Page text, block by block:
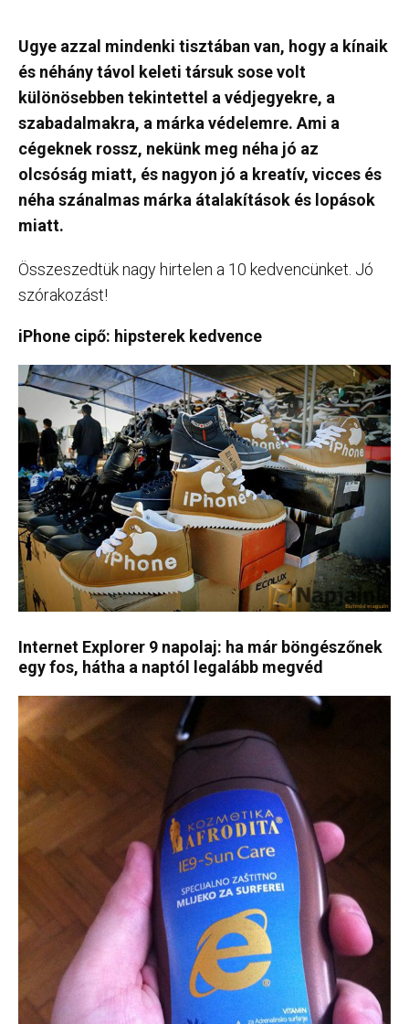
Ugye azzal mindenki tisztában van, hogy a kínaik
és néhány távol keleti társuk sose volt
különösebben tekintettel a védjegyekre, a
szabadalmakra, a márka védelemre. Ami a
cégeknek rossz, nekünk meg néha jó az
olcsóság miatt, és nagyon jó a kreatív, vicces és
néha szánalmas márka átalakítások és lopások
miatt.
Összeszedtük nagy hirtelen a 10 kedvencünket. Jó
szórakozást!
iPhone cipő: hipsterek kedvence
Internet Explorer 9 napolaj: ha már böngészőnek
egy fos, hátha a naptól legalább megvéd